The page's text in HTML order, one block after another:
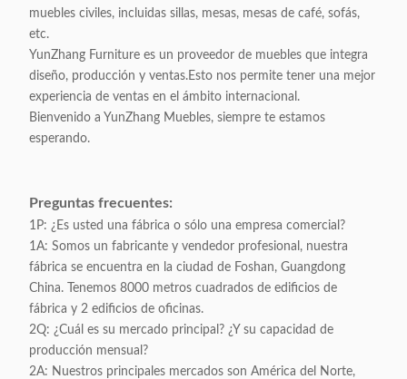
muebles civiles, incluidas sillas, mesas, mesas de café, sofás,
etc.
YunZhang Furniture es un proveedor de muebles que integra
diseño, producción y ventas.Esto nos permite tener una mejor
experiencia de ventas en el ámbito internacional.
Bienvenido a YunZhang Muebles, siempre te estamos
esperando.
Preguntas frecuentes:
1P: ¿Es usted una fábrica o sólo una empresa comercial?
1A: Somos un fabricante y vendedor profesional, nuestra
fábrica se encuentra en la ciudad de Foshan, Guangdong
China. Tenemos 8000 metros cuadrados de edificios de
fábrica y 2 edificios de oficinas.
2Q: ¿Cuál es su mercado principal? ¿Y su capacidad de
producción mensual?
2A: Nuestros principales mercados son América del Norte,